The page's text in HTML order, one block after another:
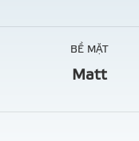
BỀ MẶT
Matt